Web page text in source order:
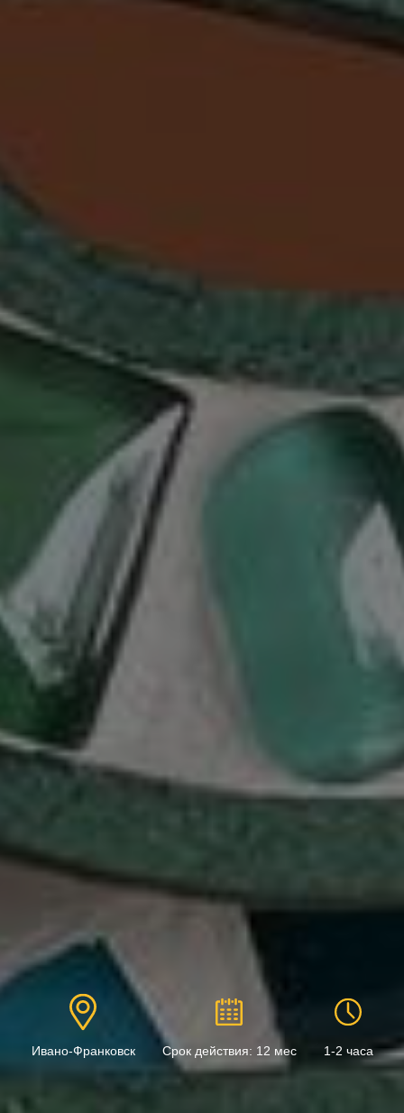
Ивано-Франковск Срок действия: 12 мес 1-2 часа